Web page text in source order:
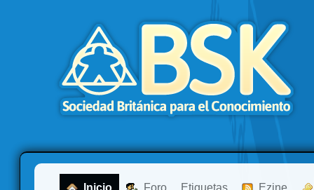
Inicio Foro Etiquetas Ezine